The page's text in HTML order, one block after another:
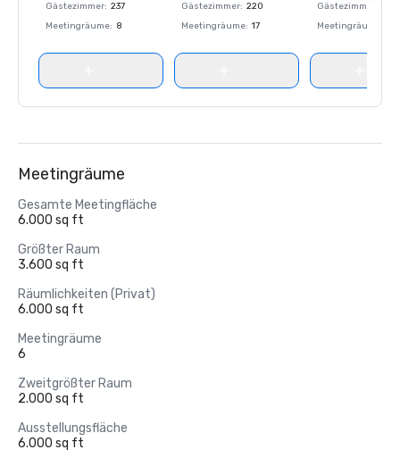
Gästezimmer: 237
Meetingräume: 8
Gästezimmer: 220
Meetingräume: 17
Gästezimmer
Meetingräume
Meetingräume
Gesamte Meetingfläche
6.000 sq ft
Größter Raum
3.600 sq ft
Räumlichkeiten (Privat)
6.000 sq ft
Meetingräume
6
Zweitgrößter Raum
2.000 sq ft
Ausstellungsfläche
6.000 sq ft